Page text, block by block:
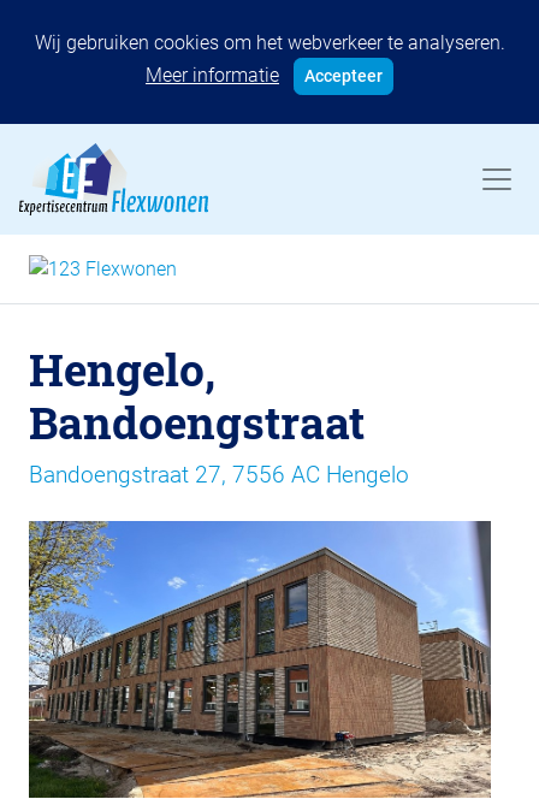
Wij gebruiken cookies om het webverkeer te analyseren.
Meer informatie
Accepteer
Hengelo,
Bandoengstraat
Bandoengstraat 27, 7556 AC Hengelo